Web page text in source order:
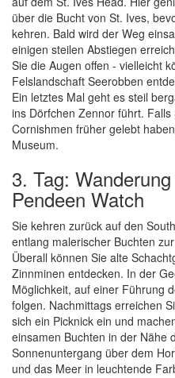
über die Bucht von St. Ives,
kehren. Bald wird der Weg
einigen steilen Abstiegen
Sie die Augen offen - vielleicht
Felslandschaft Seerobben
Ein letztes Mal geht es steil
ins Dörfchen Zennor führt.
Cornishmen früher gelebt
Museum.
3. Tag:
Pendeen Watch
Sie kehren zurück auf den
entlang malerischer Buchten
Überall können Sie alte
Zinnminen entdecken. In der
Möglichkeit, auf einer Führung
folgen. Nachmittags erreichen
sich ein Picknick ein und
einsamen Buchten in der Nähe
Sonnenuntergang über dem
und das Meer in leuchtende